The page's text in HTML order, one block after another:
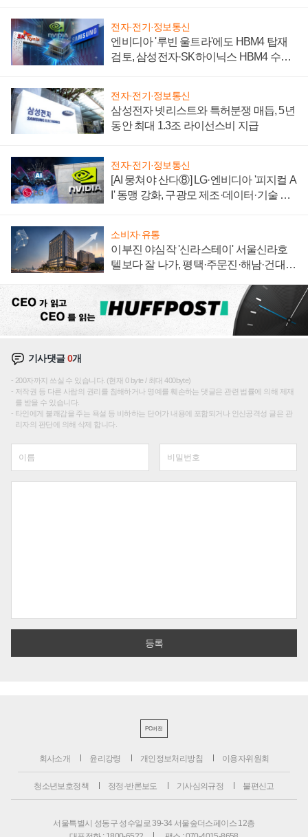
전자·전기·정보통신
엔비디아 '루빈 울트라'에도 HBM4 탑재
검토, 삼성전자·SK하이닉스 HBM4 수율
전자·전기·정보통신
삼성전자 넷리스트와 특허분쟁 매듭, 5년
동안 최대 1.3조 라이선스비 지급
전자·전기·정보통신
[AI 뭉쳐야 산다⑧] LG·엔비디아 '피지컬 A
I' 동맹 강화, 구광모 제조·데이터·기술 결
소비자·유통
이부진 야심작 '신라스테이' 서울신라호
텔보다 잘 나가, 평택·주문진·해남·건대로
기사댓글0개
200자까지 쓰실 수 있습니다. (현재 0 byte / 최대 400byte)
저작권 등 다른 사람의 권리를 침해하거나 명예를 훼손하는 댓글은 관련 법률에 의해 제재
를 받을 수 있습니다.
타인에게 불쾌감을 주는 욕설 등 비하하는 단어가 내용에 포함되거나 인신공격성 글은 관
리자의 판단에 의해 삭제 합니다.
PC버전
회사소개 윤리강령 개인정보처리방침 이용자위원회
청소년보호정책 정정·반론보도 기사심의규정 불편신고
서울특별시 성동구 성수일로 39-34 서울숲더스페이스 12층